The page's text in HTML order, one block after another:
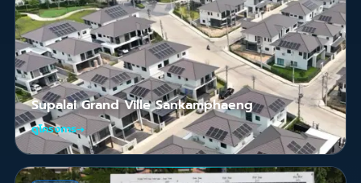
Supalai Grand Ville Sankamphaeng
ดูโครงการ→